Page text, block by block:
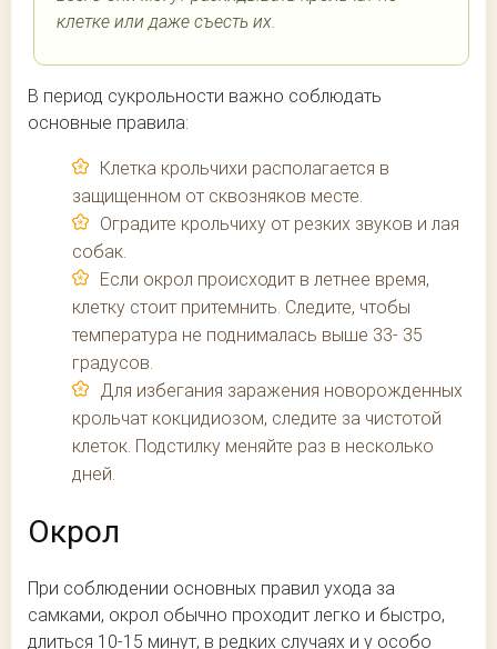
клетке или даже съесть их.
В период сукрольности важно соблюдать
основные правила:
Клетка крольчихи располагается в
защищенном от сквозняков месте.
Оградите крольчиху от резких звуков и лая
собак.
Если окрол происходит в летнее время,
клетку стоит притемнить. Следите, чтобы
температура не поднималась выше 33- 35
градусов.
Для избегания заражения новорожденных
крольчат кокцидиозом, следите за чистотой
клеток. Подстилку меняйте раз в несколько
дней.
Окрол
При соблюдении основных правил ухода за
самками, окрол обычно проходит легко и быстро,
длиться 10-15 минут, в редких случаях и у особо